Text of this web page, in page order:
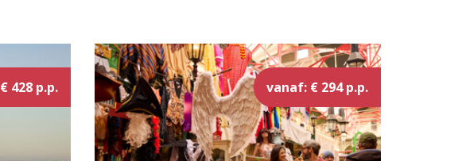
428 p.p. vanaf: € 294 p.p.